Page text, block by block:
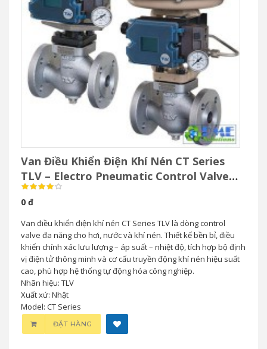
Xuất xứ: Nhật
Model: CV-COS Series
ĐẶT HÀNG
Van Điều Khiển Điện Khí Nén CT Series
TLV – Electro Pneumatic Control Valve
Cho Hơi Nước
0 đ